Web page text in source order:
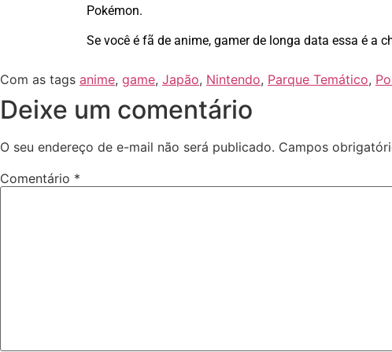
Pokémon.
Se você é fã de anime, gamer de longa data essa é a
Com as tags anime, game, Japão, Nintendo, Parque Temático,
Deixe um comentário
O seu endereço de e-mail não será publicado. Campos
Comentário *